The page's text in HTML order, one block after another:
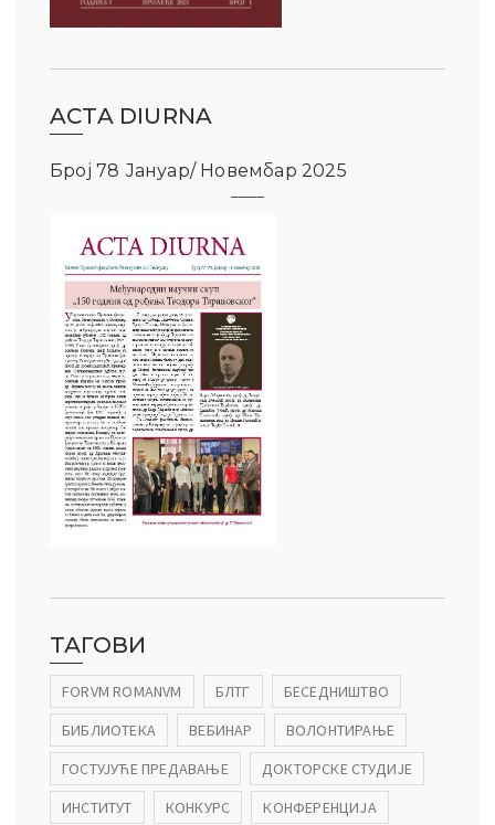
ACTA DIURNA
Број 78 Јануар/ Новембар 2025
ТАГОВИ
FORVM ROMANVM БЛТГ
БЕСЕДНИШТВО
БИБЛИОТЕКА
ВЕБИНАР
ВОЛОНТИРАЊЕ
ГОСТУЈУЋЕ ПРЕДАВАЊЕ
ДОКТОРСКЕ СТУДИЈЕ
ИНСТИТУТ
КОНКУРС
КОНФЕРЕНЦИЈА